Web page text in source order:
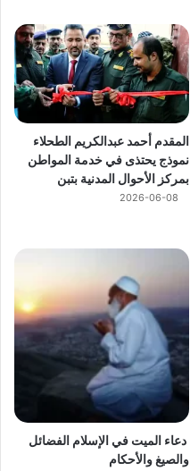
المقدم أحمد عبدالكريم الطحلاء
نموذج يحتذى في خدمة المواطن
بمركز الأحوال المدنية بتبن
2026-06-08
دعاء الميت في الإسلام الفضائل
والصيغ والأحكام